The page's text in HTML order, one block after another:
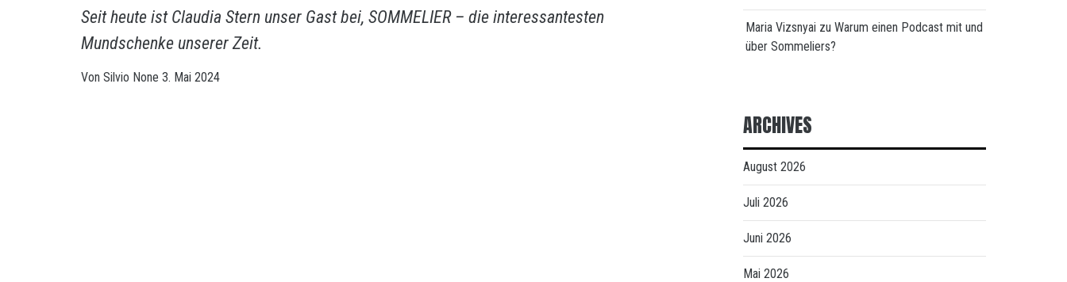
Seit heute ist Claudia Stern unser Gast bei, SOMMELIER – die interessantesten
Mundschenke unserer Zeit.
Von Silvio None 3. Mai 2024
Maria Vizsnyai zu Warum einen Podcast mit und
über Sommeliers?
ARCHIVES
August 2026
Juli 2026
Juni 2026
Mai 2026